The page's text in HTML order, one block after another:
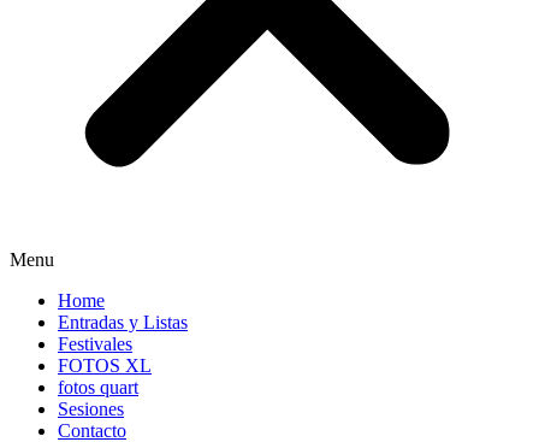
Menu
Home
Entradas y Listas
Festivales
FOTOS XL
fotos quart
Sesiones
Contacto